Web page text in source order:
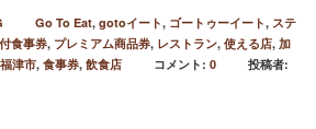
Go To Eat, gotoイート, ゴートゥーイート, ステ
食事券, プレミアム商品券, レストラン, 使える店, 加
福津市, 食事券, 飲食店 コメント: 0
投稿者: